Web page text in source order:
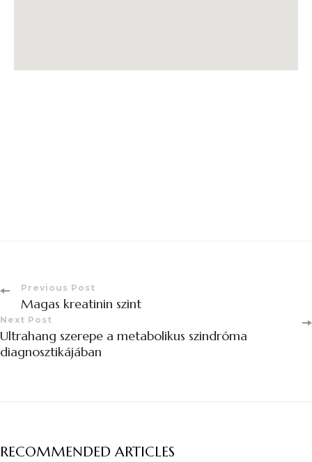
Previous Post
Magas kreatinin szint
Next Post
Ultrahang szerepe a metabolikus szindróma
diagnosztikájában
RECOMMENDED ARTICLES